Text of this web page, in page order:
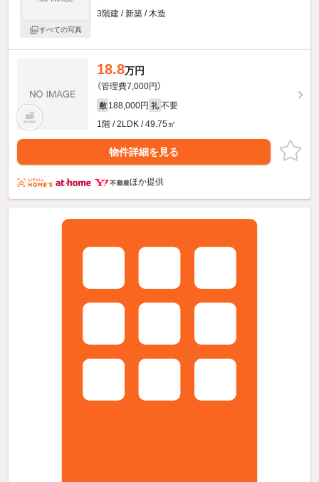
すべての写真
3階建 / 新築 / 木造
18.8万円
（管理費7,000円）
敷 188,000円 礼 不要
1階 / 2LDK / 49.75㎡
物件詳細を見る
ほか提供